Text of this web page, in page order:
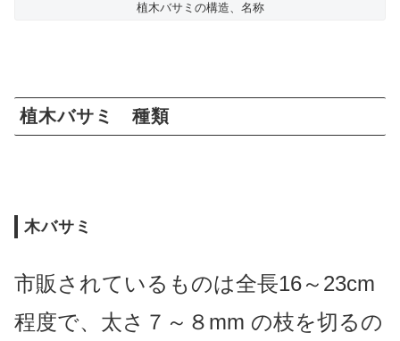
植木バサミの構造、名称
植木バサミ 種類
木バサミ
市販されているものは全長16～23cm
程度で、太さ７～８mm の枝を切るの